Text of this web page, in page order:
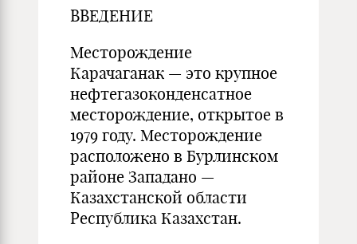
ВВЕДЕНИЕ
Месторождение
Карачаганак — это крупное
нефтегазоконденсатное
месторождение, открытое в
1979 году. Месторождение
расположено в Бурлинском
районе Западано —
Казахстанской области
Республика Казахстан.